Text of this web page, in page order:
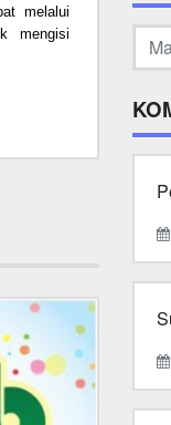
melalui
mengisi